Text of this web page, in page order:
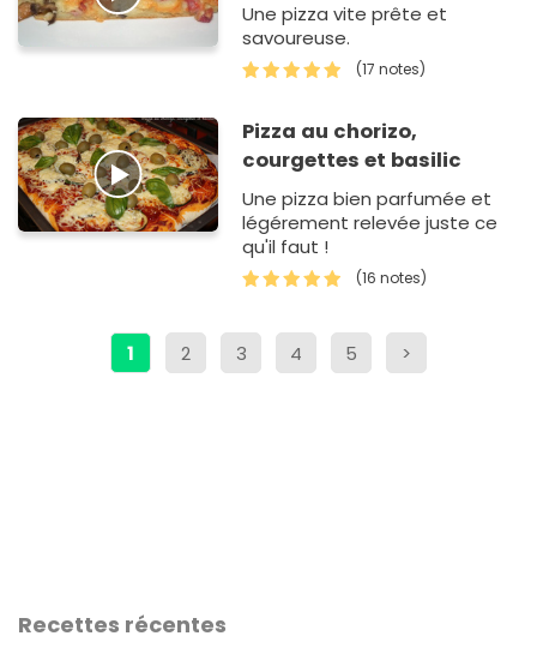
Une pizza vite prête et
savoureuse.
(17 notes)
Pizza au chorizo,
courgettes et basilic
Une pizza bien parfumée et
légérement relevée juste ce
qu'il faut !
(16 notes)
1 2 3 4 5 >
Recettes récentes